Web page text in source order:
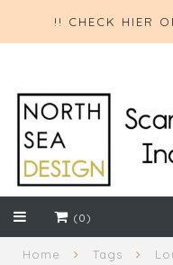
!! CHECK HIER
(0)
Home Tags